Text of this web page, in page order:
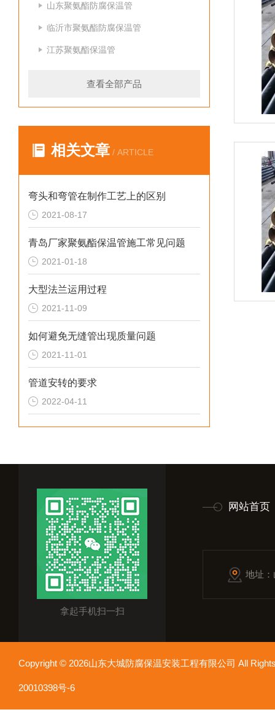
山东聚氨酯防腐保温管
临沂市聚氨酯防腐保温管
江苏聚氨酯保温管
查看全部产品
相关文章 / ARTICLE
弯头和弯管在制作工艺上的区别
2021-08-17
青岛厂家聚氨酯保温管施工常见问题
2021-01-18
大型法兰运用过程
2021-11-09
如何避免无缝管出现质量问题
2021-11-01
管道安转的要求
2022-04-11
拿起手机扫一扫
网站首页
地址
Copyright © 2026山东大城防腐保温安装工程有限公司 All
20010398号-6